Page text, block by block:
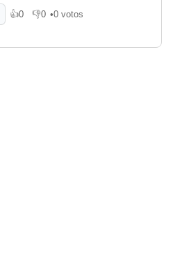
👍0
Gosto👎0
Não gosto
•0 votos